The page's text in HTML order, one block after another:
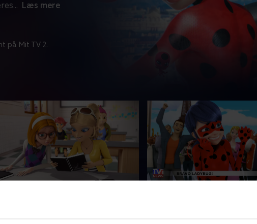
... Læs mere
på Mit TV 2.
til skurken Evillustrator.